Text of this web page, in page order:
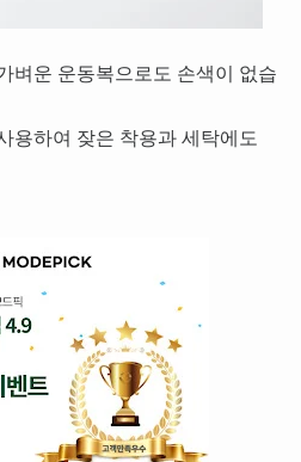
벼운 운동복으로도 손색이 없습
용하여 잦은 착용과 세탁에도